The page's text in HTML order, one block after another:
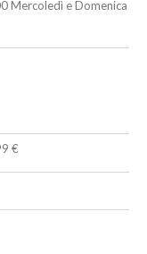
Mercoledì e Domenica
€